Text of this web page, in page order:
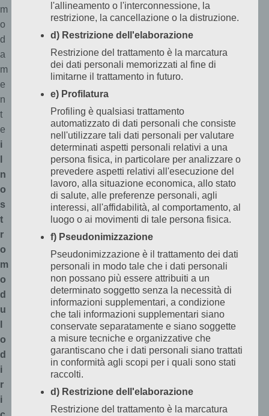
m
o
d
a
m
e
n
t
e
i
n
o
s
t
r
o
m
o
d
u
o
d
i
r
i
l'allineamento o l'interconnessione, la
restrizione, la cancellazione o la distruzione.
d) Restrizione dell'elaborazione
Restrizione del trattamento è la marcatura
dei dati personali memorizzati al fine di
limitarne il trattamento in futuro.
e) Profilatura
Profiling è qualsiasi trattamento
automatizzato di dati personali che consiste
nell'utilizzare tali dati personali per valutare
determinati aspetti personali relativi a una
persona fisica, in particolare per analizzare o
prevedere aspetti relativi all'esecuzione del
lavoro, alla situazione economica, allo stato
di salute, alle preferenze personali, agli
interessi, all'affidabilità, al comportamento, al
luogo o ai movimenti di tale persona fisica.
f) Pseudonimizzazione
Pseudonimizzazione è il trattamento dei dati
personali in modo tale che i dati personali
non possano più essere attribuiti a un
determinato soggetto senza la necessità di
informazioni supplementari, a condizione
che tali informazioni supplementari siano
conservate separatamente e siano soggette
a misure tecniche e organizzative che
garantiscano che i dati personali siano trattati
in conformità agli scopi per i quali sono stati
raccolti.
d) Restrizione dell'elaborazione
Restrizione del trattamento è la marcatura